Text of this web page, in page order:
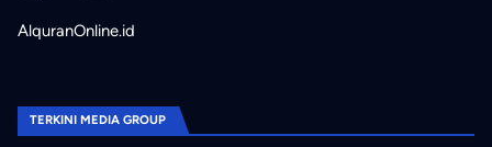
AlquranOnline.id
TERKINI MEDIA GROUP